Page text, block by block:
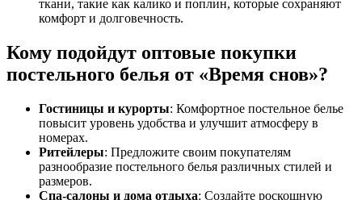
ткани, такие как калико и поплин, которые сохраняют
комфорт и долговечность.
Кому подойдут оптовые покупки
постельного белья от «Время снов»?
Гостиницы и курорты: Комфортное постельное белье
повысит уровень удобства и улучшит атмосферу в
номерах.
Ритейлеры: Предложите своим покупателям
разнообразие постельного белья различных стилей и
размеров.
Спа-салоны и дома отдыха: Создайте роскошную